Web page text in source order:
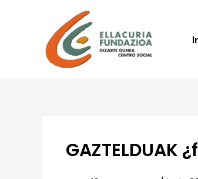
GAZTELDUAK